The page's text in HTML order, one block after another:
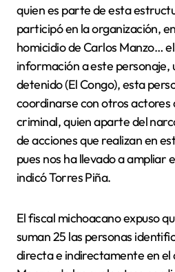
quien es parte de esta
participó en la organización,
homicidio de Carlos Manzo…
información a este personaje,
detenido (El Congo), esta
coordinarse con otros actores
criminal, quien aparte del
de acciones que realizan en
pues nos ha llevado a ampliar
indicó Torres Piña.
El fiscal michoacano expuso
suman 25 las personas
directa e indirectamente en el